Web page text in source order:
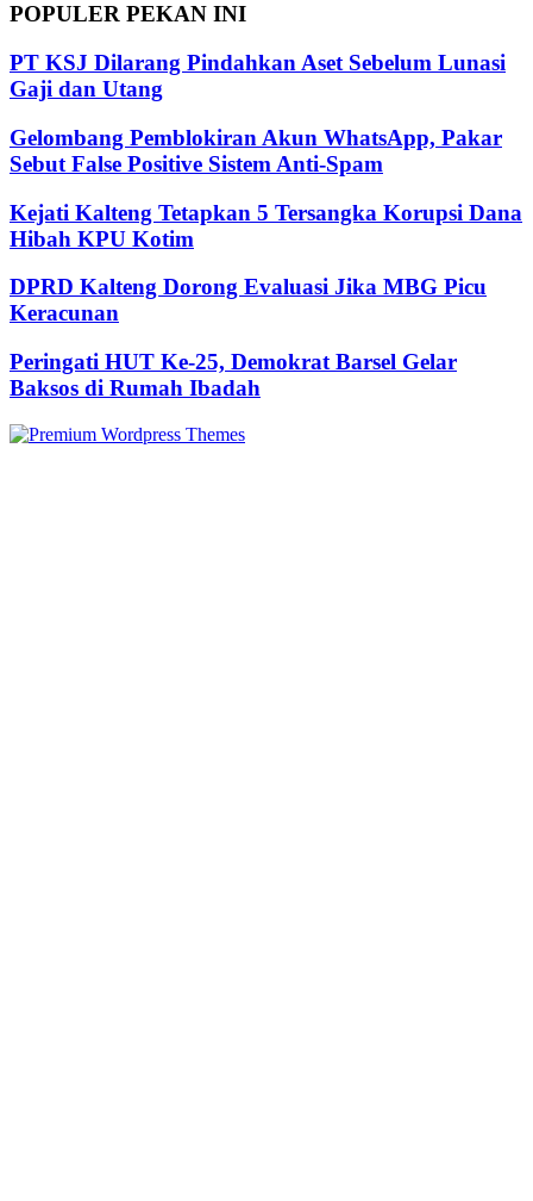
POPULER PEKAN INI
PT KSJ Dilarang Pindahkan Aset Sebelum Lunasi
Gaji dan Utang
Gelombang Pemblokiran Akun WhatsApp, Pakar
Sebut False Positive Sistem Anti-Spam
Kejati Kalteng Tetapkan 5 Tersangka Korupsi Dana
Hibah KPU Kotim
DPRD Kalteng Dorong Evaluasi Jika MBG Picu
Keracunan
Peringati HUT Ke-25, Demokrat Barsel Gelar
Baksos di Rumah Ibadah